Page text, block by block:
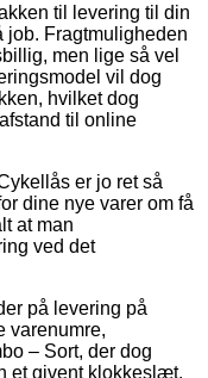
til levering til din
job. Fragtmuligheden
men lige så vel
vil dog
hvilket dog
til online
er jo ret så
dine nye varer om få
at man
ved det
på levering på
varenumre,
– Sort, der dog
et givent klokkeslæt,